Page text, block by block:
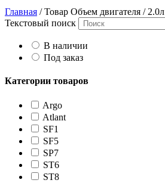
Главная / Товар Объем двигателя / 2.0л
Текстовый поиск
В наличии
Под заказ
Категории товаров
Argo
Atlant
SF1
SF5
SP7
ST6
ST8